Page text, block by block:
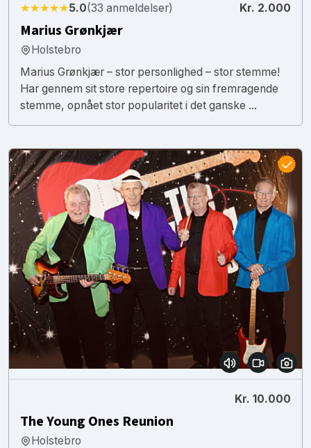
★★★★★5.0(33 anmeldelser) Kr. 2.000
Marius Grønkjær
Holstebro
Marius Grønkjær – stor personlighed – stor stemme!
Har gennem sit store repertoire og sin fremragende
stemme, opnået stor popularitet i det ganske ...
Kr. 10.000
The Young Ones Reunion
Holstebro